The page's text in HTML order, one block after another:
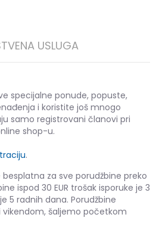
USLUGA
specijalne ponude, popuste,
i koristite još mnogo
samo registrovani članovi pri
shop-u.
.
besplatna za sve porudžbine preko
ispod 30 EUR trošak isporuke je 3
je 5 radnih dana. Porudžbine
šaljemo početkom